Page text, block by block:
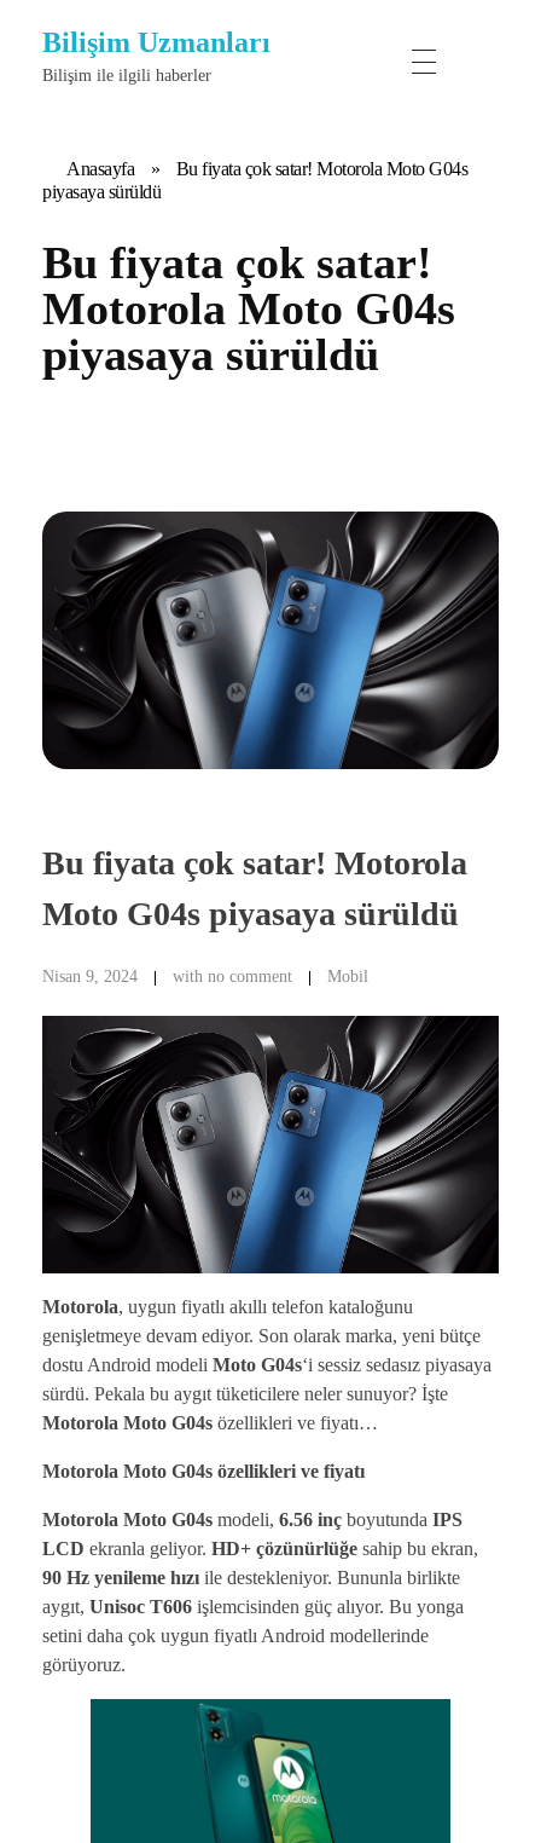
Bilişim Uzmanları
Bilişim ile ilgili haberler
Anasayfa »
Bu fiyata çok satar! Motorola Moto G04s
piyasaya sürüldü
Bu fiyata çok satar!
Motorola Moto G04s
piyasaya sürüldü
Bu fiyata çok satar! Motorola
Moto G04s piyasaya sürüldü
Nisan 9, 2024 with no comment Mobil
Motorola, uygun fiyatlı akıllı telefon kataloğunu
genişletmeye devam ediyor. Son olarak marka, yeni bütçe
dostu Android modeli Moto G04s‘i sessiz sedasız piyasaya
sürdü. Pekala bu aygıt tüketicilere neler sunuyor? İşte
Motorola Moto G04s özellikleri ve fiyatı…
Motorola Moto G04s özellikleri ve fiyatı
Motorola Moto G04s modeli, 6.56 inç boyutunda IPS
LCD ekranla geliyor. HD+ çözünürlüğe sahip bu ekran,
90 Hz yenileme hızı ile destekleniyor. Bununla birlikte
aygıt, Unisoc T606 işlemcisinden güç alıyor. Bu yonga
setini daha çok uygun fiyatlı Android modellerinde
görüyoruz.